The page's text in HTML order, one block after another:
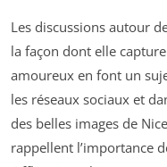
Les discussions autour
la façon dont elle
amoureux en font un
les réseaux sociaux et
des belles images de
rappellent l’importance